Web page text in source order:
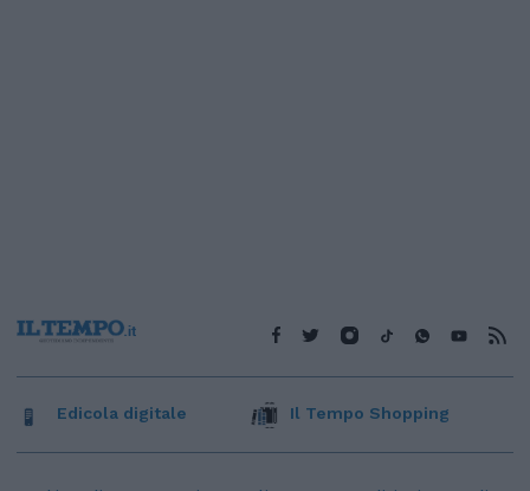
Edicola digitale Il Tempo Shopping